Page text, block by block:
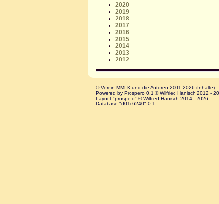
2020
2019
2018
2017
2016
2015
2014
2013
2012
© Verein MMLK und die Autoren 2001-2026 (Inhalte)
Powered by Prospero 0.1 © Wilfried Hanisch 2012 -
Layout "prospero" © Wilfried Hanisch 2014 - 2026
Database "d01c6240" 0.1